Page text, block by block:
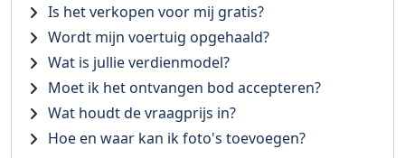
Is het verkopen voor mij gratis?
Wordt mijn voertuig opgehaald?
Wat is jullie verdienmodel?
Moet ik het ontvangen bod accepteren?
Wat houdt de vraagprijs in?
Hoe en waar kan ik foto's toevoegen?